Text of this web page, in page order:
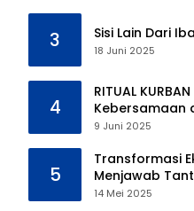
3 Sisi Lain Dari
18 Juni 2025
4
RITUAL
Kebersamaan
Kebinatangan
9 Juni 2025
5
Transformasi
Menjawab
Pengelolaan
14 Mei 2025